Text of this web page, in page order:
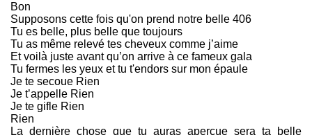
Bon
Supposons cette fois qu'on prend notre belle 406
Tu es belle, plus belle que toujours
Tu as même relevé tes cheveux comme j’aime
Et voilà juste avant qu’on arrive à ce fameux gala
Tu fermes les yeux et tu t'endors sur mon épaule
Je te secoue Rien
Je t’appelle Rien
Je te gifle Rien
Rien
La dernière chose que tu auras aperçue sera ta belle